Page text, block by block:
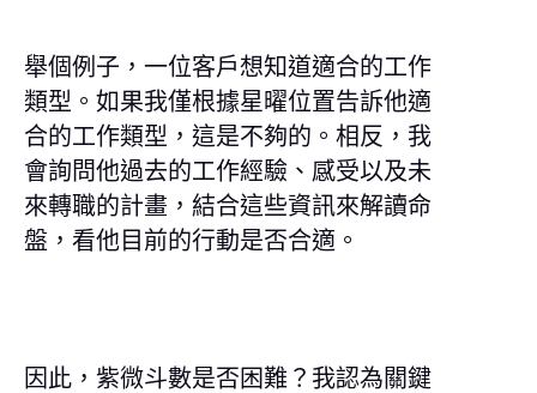
舉個例子，一位客戶想知道適合的工作
類型。如果我僅根據星曜位置告訴他適
合的工作類型，這是不夠的。相反，我
會詢問他過去的工作經驗、感受以及未
來轉職的計畫，結合這些資訊來解讀命
盤，看他目前的行動是否合適。
因此，紫微斗數是否困難？我認為關鍵